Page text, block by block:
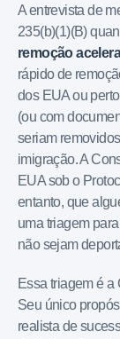
A entrevista de
235(b)(1)(B)
remoção
rápido de
dos EUA ou
(ou com
seriam
imigração. A
EUA sob o
entanto, que
uma triagem
não sejam
Essa triagem é
Seu único
realista de